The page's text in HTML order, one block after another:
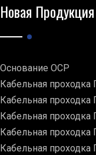
Новая Продукция
Основание ОСР
Кабельная
Кабельная
Кабельная
Кабельная
Кабельная